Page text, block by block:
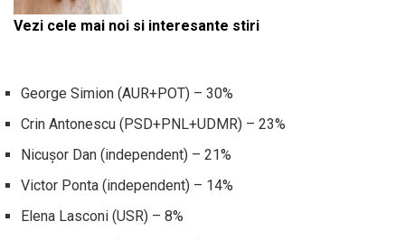
Vezi cele mai noi si interesante stiri
George Simion (AUR+POT) – 30%
Crin Antonescu (PSD+PNL+UDMR) – 23%
Nicușor Dan (independent) – 21%
Victor Ponta (independent) – 14%
Elena Lasconi (USR) – 8%